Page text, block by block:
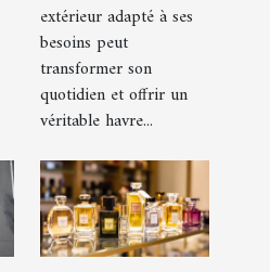
votre espace
extérieur ?
extérieur adapté à ses
besoins peut
transformer son
quotidien et offrir un
véritable havre...